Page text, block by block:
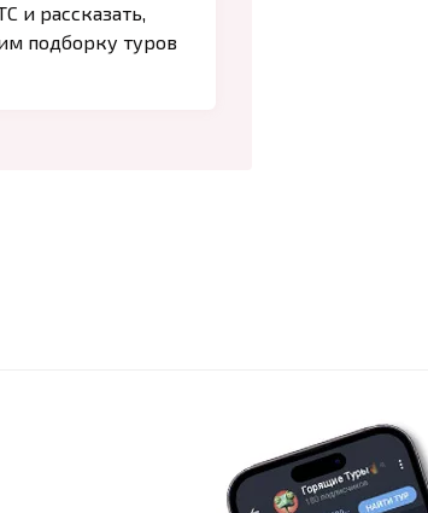
и рассказать,
подборку туров